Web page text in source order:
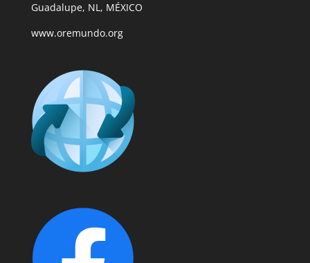
Guadalupe, NL, MÉXICO
www.oremundo.org